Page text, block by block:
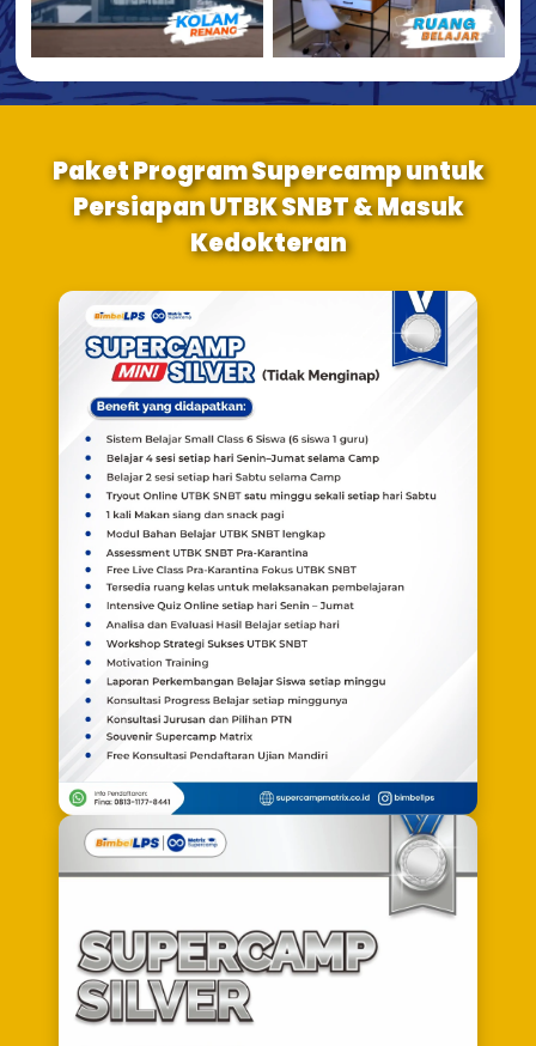
Paket Program Supercamp untuk
Persiapan UTBK SNBT & Masuk
Kedokteran